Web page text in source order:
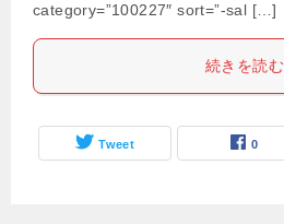
category=”100227″ sort=”-sal […]
続きを読む
Tweet 0